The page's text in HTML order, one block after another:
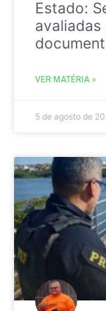
Estado:
avaliadas
VER MATÉRIA »
5 de agosto de